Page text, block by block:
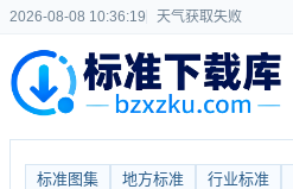
2026-08-08 10:36:19 天气获取失败
标准图集 地方标准 行业标准